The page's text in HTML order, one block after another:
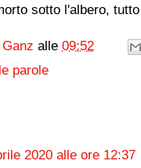
sotto l'albero,
alle 09:52
parole
2020 alle ore 12:37